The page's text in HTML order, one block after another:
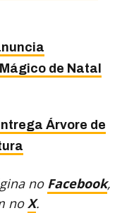
de Natal
Árvore de
no Facebook,
noX.